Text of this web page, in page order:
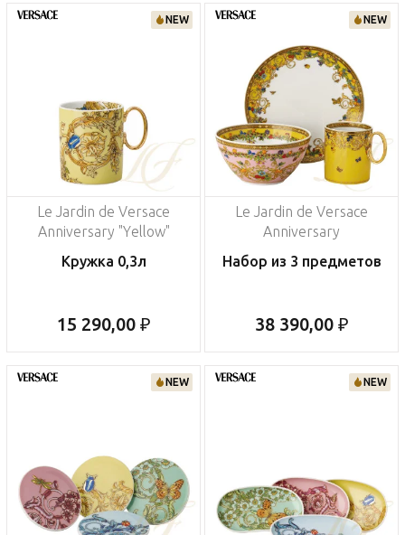
NEW
Le Jardin de Versace
Anniversary "Yellow"
Кружка 0,3л
15 290,00 ₽
NEW
Le Jardin de Versace
Anniversary
Набор из 3 предметов
38 390,00 ₽
NEW NEW